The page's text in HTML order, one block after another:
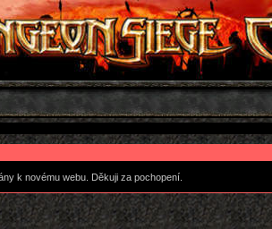
k novému webu. Děkuji za pochopení.